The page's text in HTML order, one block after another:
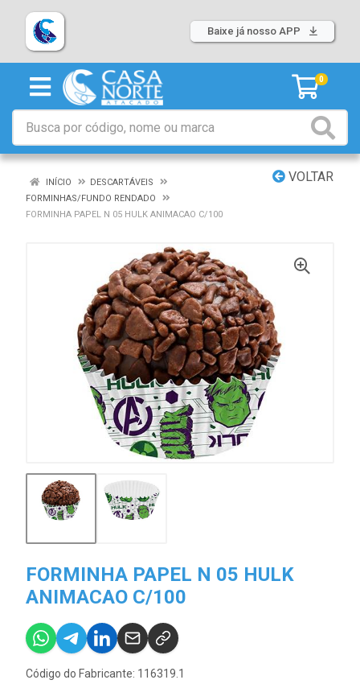
Baixe já nosso APP
0
VOLTAR
INÍCIO
DESCARTÁVEIS
FORMINHAS/FUNDO RENDADO
FORMINHA PAPEL N 05 HULK ANIMACAO C/100
FORMINHA PAPEL N 05 HULK
ANIMACAO C/100
Código do Fabricante: 116319.1